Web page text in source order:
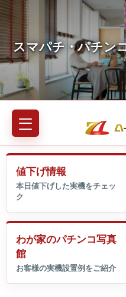
値下げ情報
わが家のパチンコ写真
館